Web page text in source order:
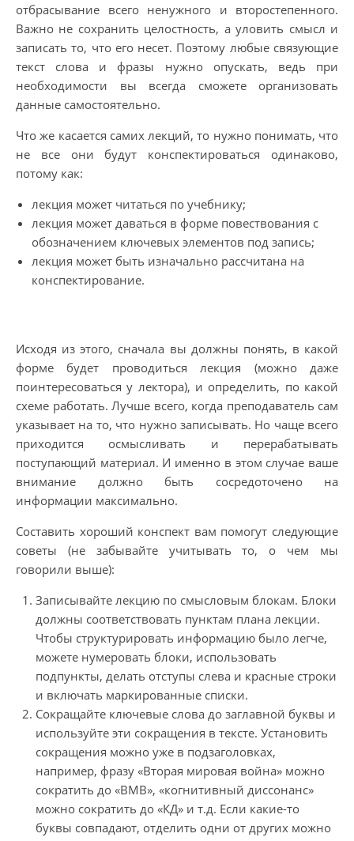
отбрасывание всего ненужного и второстепенного.
Важно не сохранить целостность, а уловить смысл и
записать то, что его несет. Поэтому любые связующие
текст слова и фразы нужно опускать, ведь при
необходимости вы всегда сможете организовать
данные самостоятельно.
Что же касается самих лекций, то нужно понимать, что
не все они будут конспектироваться одинаково,
потому как:
лекция может читаться по учебнику;
лекция может даваться в форме повествования с
обозначением ключевых элементов под запись;
лекция может быть изначально рассчитана на
конспектирование.
Исходя из этого, сначала вы должны понять, в какой
форме будет проводиться лекция (можно даже
поинтересоваться у лектора), и определить, по какой
схеме работать. Лучше всего, когда преподаватель сам
указывает на то, что нужно записывать. Но чаще всего
приходится осмысливать и перерабатывать
поступающий материал. И именно в этом случае ваше
внимание должно быть сосредоточено на
информации максимально.
Составить хороший конспект вам помогут следующие
советы (не забывайте учитывать то, о чем мы
говорили выше):
Записывайте лекцию по смысловым блокам. Блоки
должны соответствовать пунктам плана лекции.
Чтобы структурировать информацию было легче,
можете нумеровать блоки, использовать
подпункты, делать отступы слева и красные строки
и включать маркированные списки.
Сокращайте ключевые слова до заглавной буквы и
используйте эти сокращения в тексте. Установить
сокращения можно уже в подзаголовках,
например, фразу «Вторая мировая война» можно
сократить до «ВМВ», «когнитивный диссонанс»
можно сократить до «КД» и т.д. Если какие-то
буквы совпадают, отделить одни от других можно